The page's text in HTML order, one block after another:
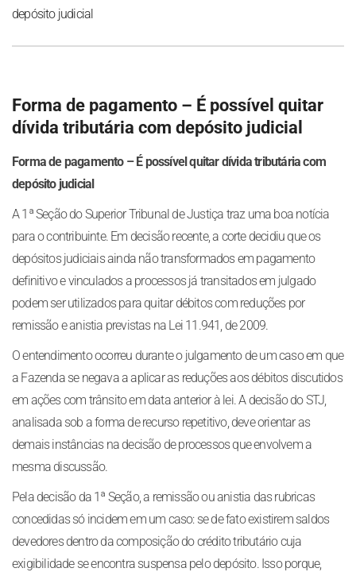
depósito judicial
Forma de pagamento – É possível quitar
dívida tributária com depósito judicial
Forma de pagamento – É possível quitar dívida tributária com
depósito judicial
A 1ª Seção do Superior Tribunal de Justiça traz uma boa notícia
para o contribuinte. Em decisão recente, a corte decidiu que os
depósitos judiciais ainda não transformados em pagamento
definitivo e vinculados a processos já transitados em julgado
podem ser utilizados para quitar débitos com reduções por
remissão e anistia previstas na Lei 11.941, de 2009.
O entendimento ocorreu durante o julgamento de um caso em que
a Fazenda se negava a aplicar as reduções aos débitos discutidos
em ações com trânsito em data anterior à lei. A decisão do STJ,
analisada sob a forma de recurso repetitivo, deve orientar as
demais instâncias na decisão de processos que envolvem a
mesma discussão.
Pela decisão da 1ª Seção, a remissão ou anistia das rubricas
concedidas só incidem em um caso: se de fato existirem saldos
devedores dentro da composição do crédito tributário cuja
exigibilidade se encontra suspensa pelo depósito. Isso porque,